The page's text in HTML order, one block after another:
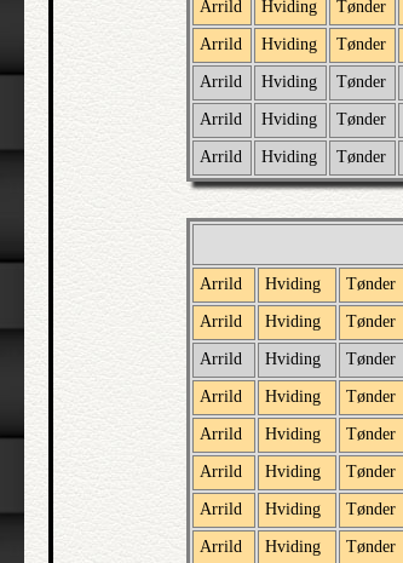
Arrild Hviding Tønder
Arrild Hviding Tønder
Arrild Hviding Tønder
Arrild Hviding Tønder
Arrild Hviding Tønder
Arrild Hviding Tønder
Arrild Hviding Tønder
Arrild Hviding Tønder
Arrild Hviding Tønder
Arrild Hviding Tønder
Arrild Hviding Tønder
Arrild Hviding Tønder
Arrild Hviding Tønder